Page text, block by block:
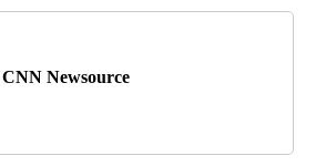
CNN Newsource